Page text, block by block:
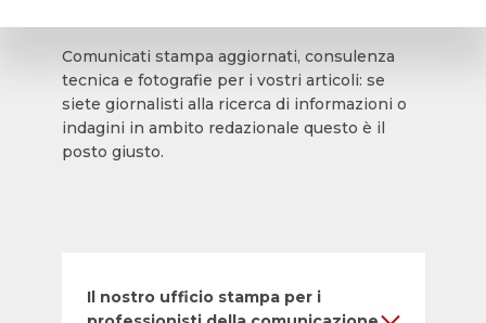
Comunicati stampa aggiornati, consulenza
tecnica e fotografie per i vostri articoli: se
siete giornalisti alla ricerca di informazioni o
indagini in ambito redazionale questo è il
posto giusto.
Il nostro ufficio stampa per i